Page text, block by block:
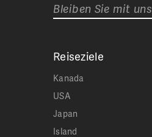
Bleiben Sie mit
Reiseziele
Kanada
USA
Japan
Island